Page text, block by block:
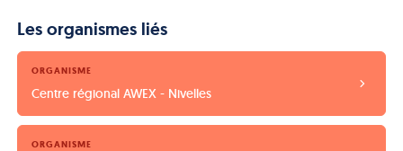
Les organismes liés
ORGANISME
Centre régional AWEX - Nivelles
ORGANISME